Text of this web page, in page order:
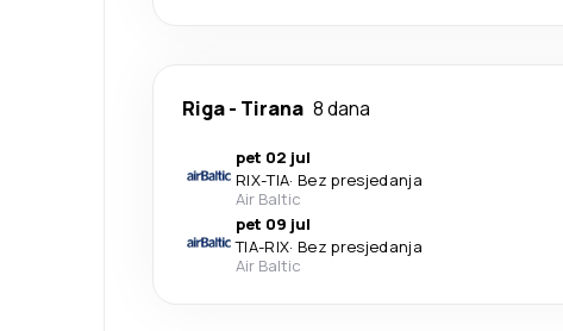
Riga- Tirana 8 dana
pet 02 jul
RIX-TIA· Bez presjedanja
Air Baltic
pet 09 jul
TIA-RIX· Bez presjedanja
Air Baltic